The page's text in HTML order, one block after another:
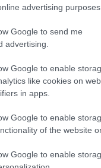
advertising purposes.
Google to send me
advertising.
Google to enable
like cookies on
in apps.
Google to enable
of the website
Google to enable
(juni-avgust)
Obezbedite dubinsko
7-10 dana tokom
štetočina: Praćenje
štetočina
Uklonite neke
preopterećeno kako
kvalitet.
tla: Održavajte sloj
vlagu i suzbili